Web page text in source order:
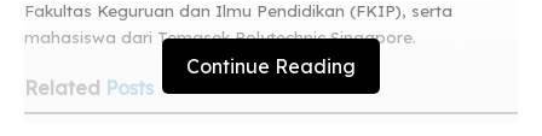
Fakultas Keguruan dan Ilmu Pendidikan (FKIP), serta
mahasiswa dari Temasek Polytechnic Singapore.
Related Posts
Continue Reading